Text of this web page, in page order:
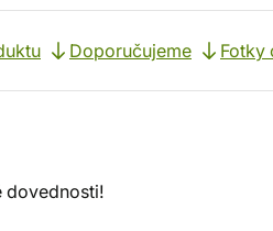
Doporučujeme Fotky
dovednosti!